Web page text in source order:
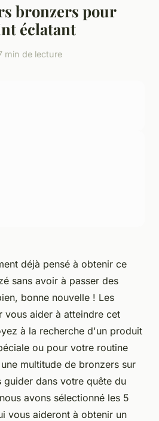
bronzers pour
éclatant
min de lecture
déjà pensé à obtenir ce
sans avoir à passer des
bonne nouvelle ! Les
vous aider à atteindre cet
à la recherche d'un produit
ou pour votre routine
multitude de bronzers sur
guider dans votre quête du
avons sélectionné les 5
vous aideront à obtenir un